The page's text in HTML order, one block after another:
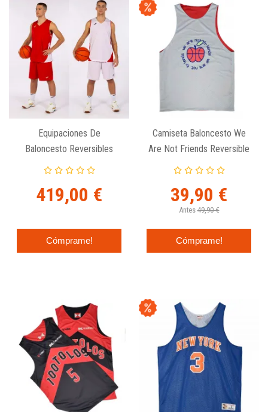
Equipaciones De
Baloncesto Reversibles
Kansas Joma - Pack 12
419,00 €
Cómprame!
Camiseta Baloncesto We
Are Not Friends Reversible
39,90 €
Antes 49,90 €
Cómprame!